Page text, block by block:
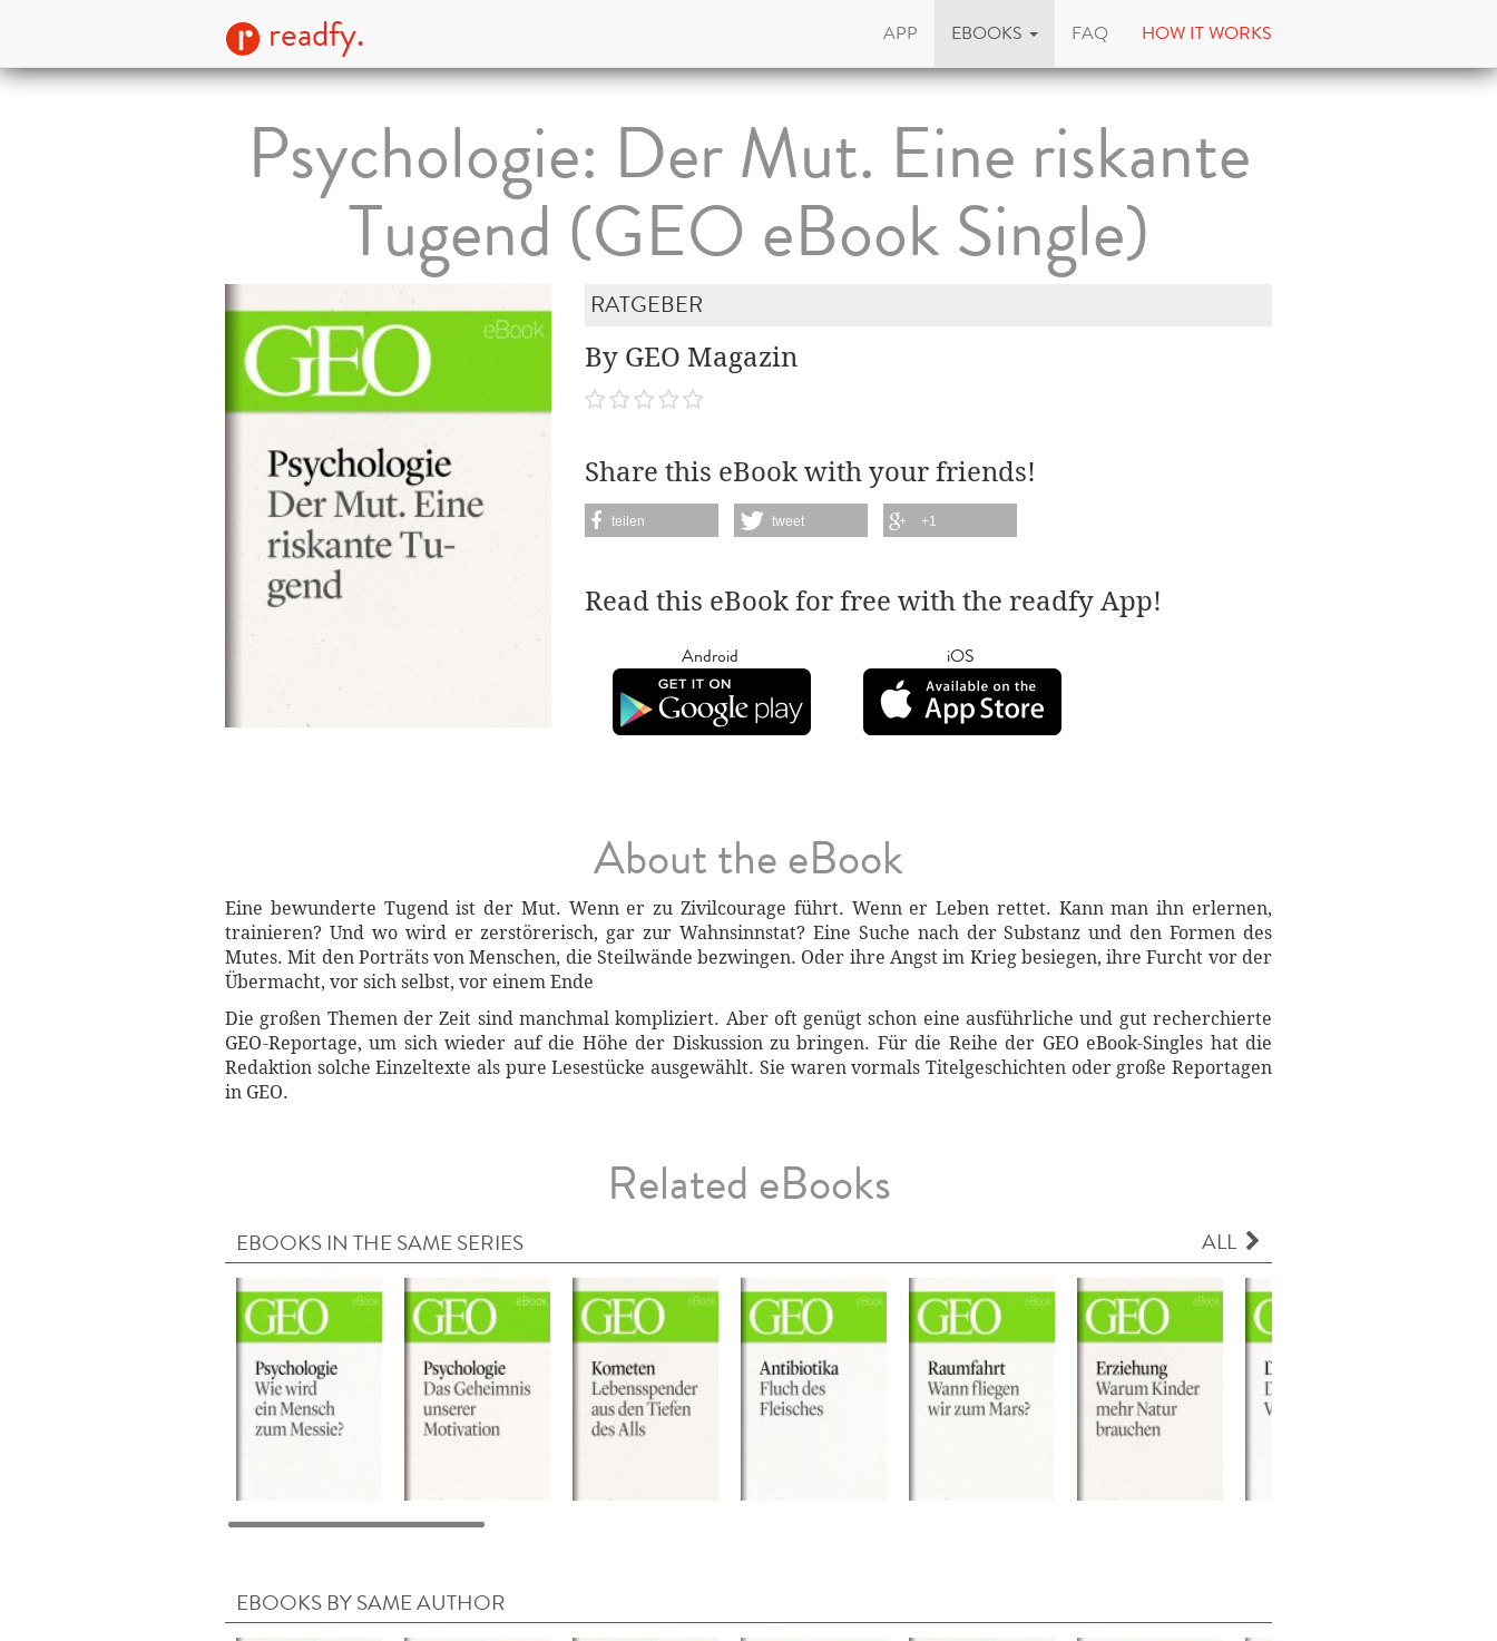
readfy. APP EBOOKS FAQ HOW IT WORKS
Psychologie: Der Mut. Eine riskante
Tugend (GEO eBook Single)
RATGEBER
By GEO Magazin
Share this eBook with your friends!
teilen tweet +1
Read this eBook for free with the readfy App!
Android iOS
About the eBook
Eine bewunderte Tugend ist der Mut. Wenn er zu Zivilcourage führt. Wenn er Leben rettet. Kann man ihn erlernen,
trainieren? Und wo wird er zerstörerisch, gar zur Wahnsinnstat? Eine Suche nach der Substanz und den Formen des
Mutes. Mit den Porträts von Menschen, die Steilwände bezwingen. Oder ihre Angst im Krieg besiegen, ihre Furcht vor der
Übermacht, vor sich selbst, vor einem Ende
Die großen Themen der Zeit sind manchmal kompliziert. Aber oft genügt schon eine ausführliche und gut recherchierte
GEO-Reportage, um sich wieder auf die Höhe der Diskussion zu bringen. Für die Reihe der GEO eBook-Singles hat die
Redaktion solche Einzeltexte als pure Lesestücke ausgewählt. Sie waren vormals Titelgeschichten oder große Reportagen
in GEO.
Related eBooks
EBOOKS IN THE SAME SERIES ALL
EBOOKS BY SAME AUTHOR